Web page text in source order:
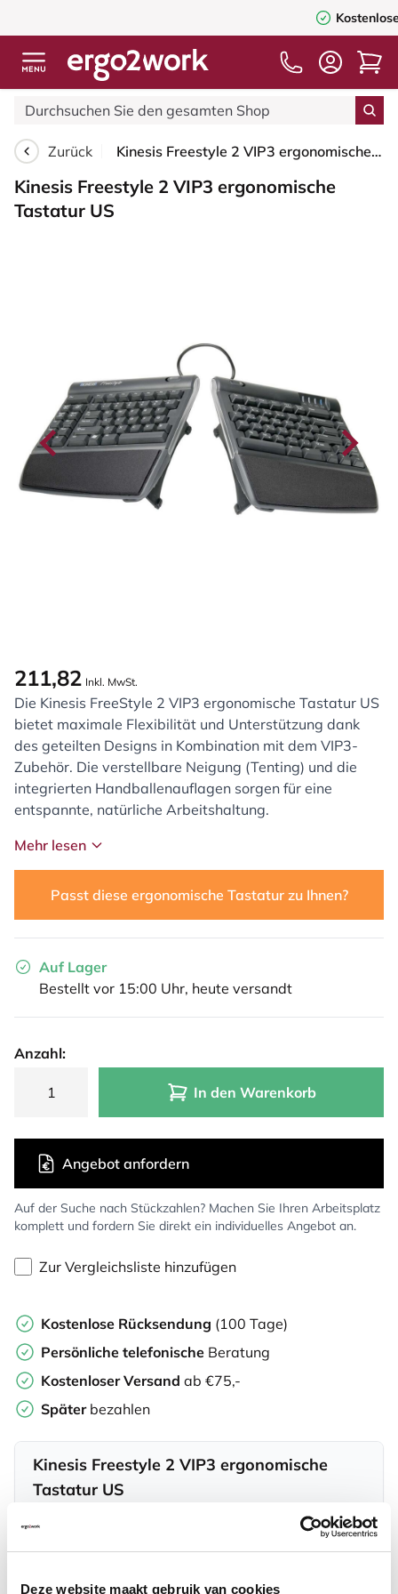
Deze website maakt gebruik van cookies
Kostenloser Versandab
Zurück Kinesis Freestyle 2 VIP3 ergonomische Tastatur US
Kinesis Freestyle 2 VIP3 ergonomische
Tastatur US
211,82 Inkl. MwSt.
Die Kinesis FreeStyle 2 VIP3 ergonomische Tastatur US
bietet maximale Flexibilität und Unterstützung dank
des geteilten Designs in Kombination mit dem VIP3-
Zubehör. Die verstellbare Neigung (Tenting) und die
integrierten Handballenauflagen sorgen für eine
entspannte, natürliche Arbeitshaltung.
Mehr lesen
Passt diese ergonomische Tastatur zu Ihnen?
Auf Lager
Bestellt vor 15:00 Uhr, heute versandt
Anzahl:
In den Warenkorb
Auf der Suche nach Stückzahlen? Machen Sie Ihren Arbeitsplatz
komplett und fordern Sie direkt ein individuelles Angebot an.
Angebot anfordern
Zur Vergleichsliste hinzufügen
Kostenlose Rücksendung (100 Tage)
Persönliche telefonische Beratung
Kostenloser Versand ab €75,-
Später bezahlen
Kinesis Freestyle 2 VIP3 ergonomische
Tastatur US
In diesem Set: